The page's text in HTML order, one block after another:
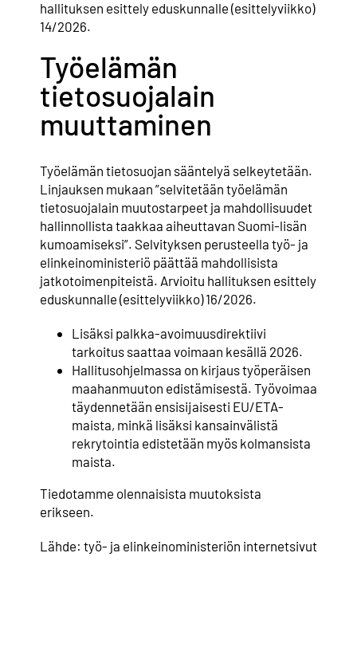
hallituksen esittely eduskunnalle (esittelyviikko)
14/2026.
Työelämän
tietosuojalain
muuttaminen
Työelämän tietosuojan sääntelyä selkeytetään.
Linjauksen mukaan ”selvitetään työelämän
tietosuojalain muutostarpeet ja mahdollisuudet
hallinnollista taakkaa aiheuttavan Suomi-lisän
kumoamiseksi”. Selvityksen perusteella työ- ja
elinkeinoministeriö päättää mahdollisista
jatkotoimenpiteistä. Arvioitu hallituksen esittely
eduskunnalle (esittelyviikko) 16/2026.
Lisäksi palkka-avoimuusdirektiivi
tarkoitus saattaa voimaan kesällä 2026.
Hallitusohjelmassa on kirjaus työperäisen
maahanmuuton edistämisestä. Työvoimaa
täydennetään ensisijaisesti EU/ETA-
maista, minkä lisäksi kansainvälistä
rekrytointia edistetään myös kolmansista
maista.
Tiedotamme olennaisista muutoksista
erikseen.
Lähde: työ- ja elinkeinoministeriön internetsivut